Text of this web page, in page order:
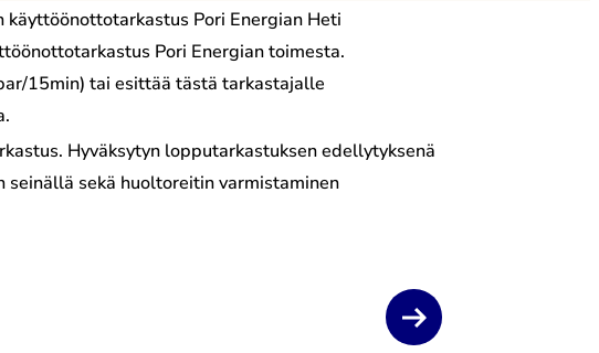
Pori Energian Heti
Pori Energian toimesta.
15min) tai esittää tästä tarkastajalle
Hyväksytyn lopputarkastuksen edellytyksenä
sekä huoltoreitin varmistaminen